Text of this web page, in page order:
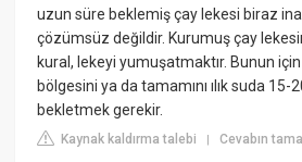
uzun süre beklemiş çay lekesi biraz
çözümsüz değildir. Kurumuş çay
kural, lekeyi yumuşatmaktır. Bunun
bölgesini ya da tamamını ılık suda
bekletmek gerekir.
Kaynak kaldırma talebi |Cevabın